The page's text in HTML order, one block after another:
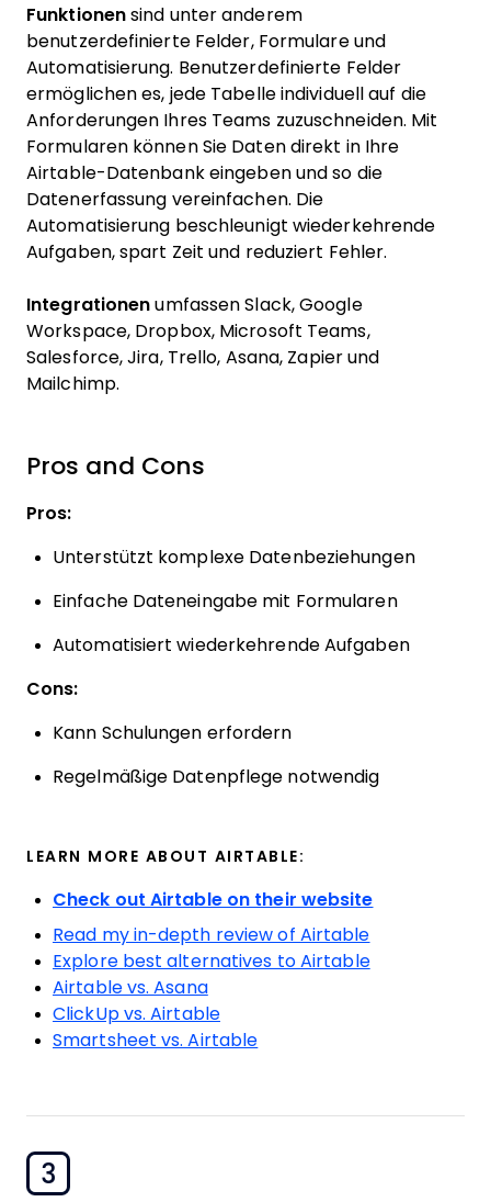
Funktionen sind unter anderem
benutzerdefinierte Felder, Formulare und
Automatisierung. Benutzerdefinierte Felder
ermöglichen es, jede Tabelle individuell auf die
Anforderungen Ihres Teams zuzuschneiden. Mit
Formularen können Sie Daten direkt in Ihre
Airtable-Datenbank eingeben und so die
Datenerfassung vereinfachen. Die
Automatisierung beschleunigt wiederkehrende
Aufgaben, spart Zeit und reduziert Fehler.
Integrationen umfassen Slack, Google
Workspace, Dropbox, Microsoft Teams,
Salesforce, Jira, Trello, Asana, Zapier und
Mailchimp.
Pros and Cons
Pros:
Unterstützt komplexe Datenbeziehungen
Einfache Dateneingabe mit Formularen
Automatisiert wiederkehrende Aufgaben
Cons:
Kann Schulungen erfordern
Regelmäßige Datenpflege notwendig
LEARN MORE ABOUT AIRTABLE:
Check out Airtable on their website
Read my in-depth review of Airtable
Explore best alternatives to Airtable
Airtable vs. Asana
ClickUp vs. Airtable
Smartsheet vs. Airtable
3